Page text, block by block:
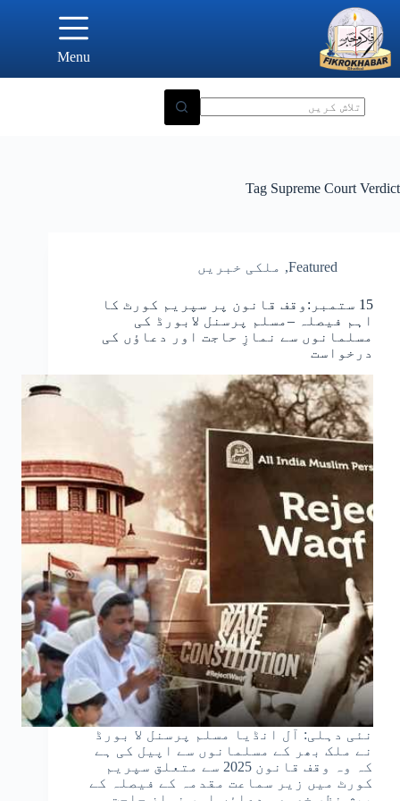
content
Menu
Tag Supreme Court Verdict
Featured
, ملکی خبریں
15 ستمبر:وقف قانون پر سپریم کورٹ کا
اہم فیصلہ –مسلم پرسنل لابورڈ کی
مسلمانوں سے نمازِ حاجت اور دعاؤں کی
درخواست
نئی دہلی: آل انڈیا مسلم پرسنل لا بورڈ
نے ملک بھر کے مسلمانوں سے اپیل کی ہے
کہ وہ وقف قانون 2025 سے متعلق سپریم
کورٹ میں زیر سماعت مقدمہ کے فیصلہ کے